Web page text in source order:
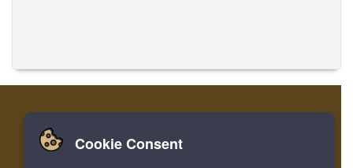
家 登录 寄存器
Cookie Consent